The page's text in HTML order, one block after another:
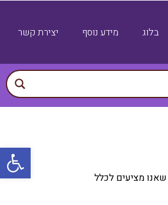
בלוג מידע נוסף יצירת קשר
מציעים לכלל